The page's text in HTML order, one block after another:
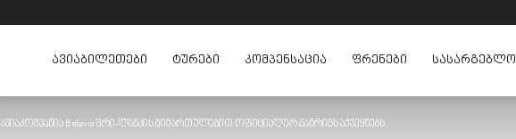
ავიაბილეთები
ყველაზე
ᲐᲕᲘᲐᲑᲘᲚᲔᲗᲔᲑᲘ ᲢᲣᲠᲔᲑᲘ ᲙᲝᲛᲞᲔᲜᲡᲐᲪᲘᲐ ᲤᲠᲔᲜᲔᲑᲘ ᲡᲐᲡᲐᲠᲒᲔᲑᲚᲝ
ავიაკომპანია Belavia შრი-ლანკის მიმართულებით ოფიციალურ განრიგს აქვეყნებს